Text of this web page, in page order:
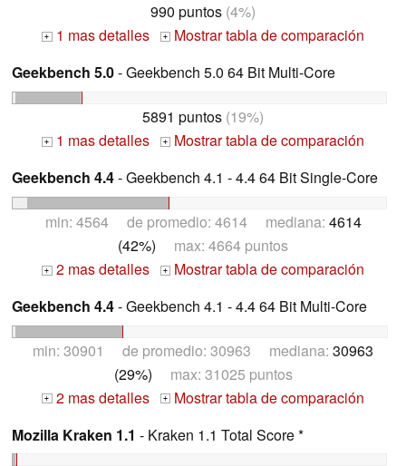
990 puntos (4%)
+ 1 mas detalles +
Mostrar tabla de comparación
Geekbench 5.0- Geekbench 5.0 64 Bit Multi-Core
5891 puntos (19%)
+ 1 mas detalles +
Mostrar tabla de comparación
Geekbench 4.4- Geekbench 4.1 - 4.4 64 Bit Single-Core
min: 4564 de promedio: 4614 mediana: 4614
(42%) max: 4664 puntos
+ 2 mas detalles +
Mostrar tabla de comparación
Geekbench 4.4- Geekbench 4.1 - 4.4 64 Bit Multi-Core
min: 30901 de promedio: 30963 mediana: 30963
(29%) max: 31025 puntos
+ 2 mas detalles +
Mostrar tabla de comparación
Mozilla Kraken 1.1 - Kraken 1.1 Total Score *